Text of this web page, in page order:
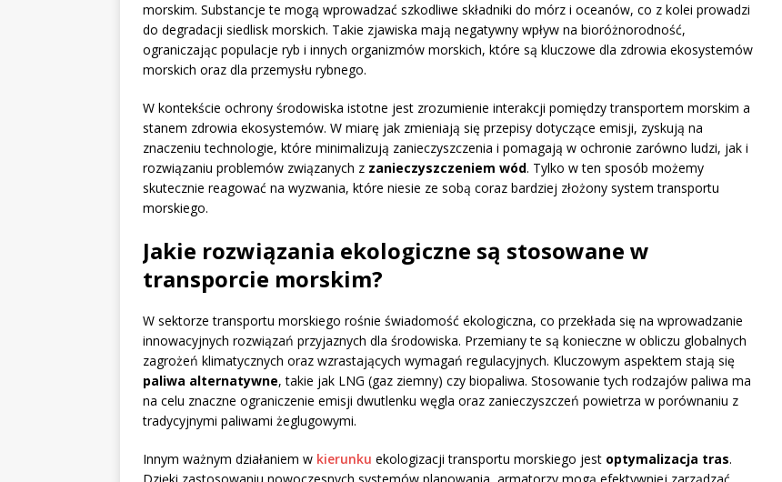
morskim. Substancje te mogą wprowadzać szkodliwe składniki do mórz i oceanów, co z kolei prowadzi
do degradacji siedlisk morskich. Takie zjawiska mają negatywny wpływ na bioróżnorodność,
ograniczając populacje ryb i innych organizmów morskich, które są kluczowe dla zdrowia ekosystemów
morskich oraz dla przemysłu rybnego.
W kontekście ochrony środowiska istotne jest zrozumienie interakcji pomiędzy transportem morskim a
stanem zdrowia ekosystemów. W miarę jak zmieniają się przepisy dotyczące emisji, zyskują na
znaczeniu technologie, które minimalizują zanieczyszczenia i pomagają w ochronie zarówno ludzi, jak i
rozwiązaniu problemów związanych z zanieczyszczeniem wód. Tylko w ten sposób możemy
skutecznie reagować na wyzwania, które niesie ze sobą coraz bardziej złożony system transportu
morskiego.
Jakie rozwiązania ekologiczne są stosowane w
transporcie morskim?
W sektorze transportu morskiego rośnie świadomość ekologiczna, co przekłada się na wprowadzanie
innowacyjnych rozwiązań przyjaznych dla środowiska. Przemiany te są konieczne w obliczu globalnych
zagrożeń klimatycznych oraz wzrastających wymagań regulacyjnych. Kluczowym aspektem stają się
paliwa alternatywne, takie jak LNG (gaz ziemny) czy biopaliwa. Stosowanie tych rodzajów paliwa ma
na celu znaczne ograniczenie emisji dwutlenku węgla oraz zanieczyszczeń powietrza w porównaniu z
tradycyjnymi paliwami żeglugowymi.
Innym ważnym działaniem w kierunku ekologizacji transportu morskiego jest optymalizacja tras.